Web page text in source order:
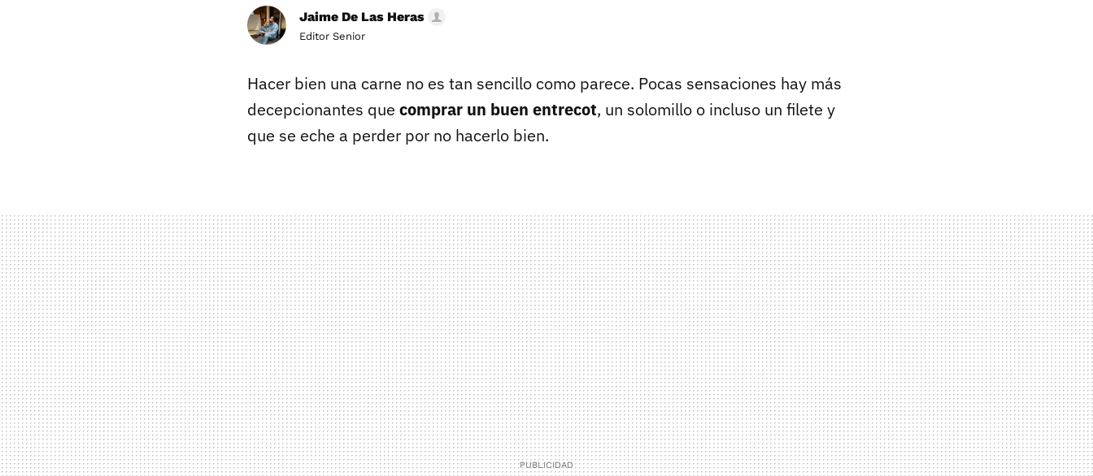
Jaime De Las Heras
Editor Senior
Hacer bien una carne no es tan sencillo como parece. Pocas sensaciones hay más
decepcionantes que comprar un buen entrecot, un solomillo o incluso un filete y
que se eche a perder por no hacerlo bien.